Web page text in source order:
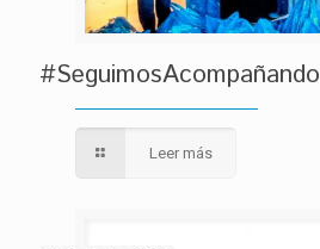
#SeguimosAcompañando
Leer más